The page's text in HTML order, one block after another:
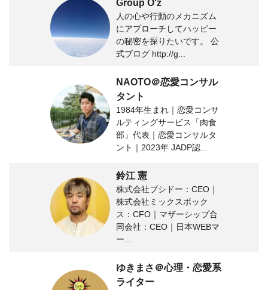
Group O'z
人の心や行動のメカニズム
にアプローチしてハッピー
の秘密を探りたいです。 公
式ブログ http://g...
NAOTO＠恋愛コンサル
タント
1984年生まれ｜恋愛コンサ
ルティングサービス「肉食
部」代表｜恋愛コンサルタ
ント｜2023年 JADP認...
鈴江 憲
株式会社ブシドー：CEO｜
株式会社ミックスボック
ス：CFO｜マザーシップ合
同会社：CEO｜日本WEBマ
ー...
ゆきまさ＠心理・恋愛系
ライター